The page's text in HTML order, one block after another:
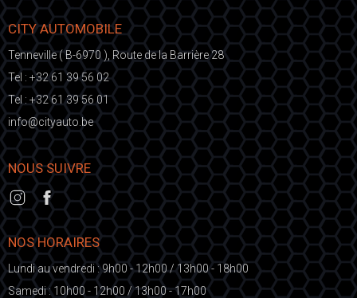
CITY AUTOMOBILE
Tenneville ( B-6970 ), Route de la Barrière 28
Tel : +32 61 39 56 02
Tel : +32 61 39 56 01
eb.otuayt
ic@o
fni
NOUS SUIVRE
NOS HORAIRES
Lundi au vendredi : 9h00 - 12h00 / 13h00 - 18h00
Samedi : 10h00 - 12h00 / 13h00 - 17h00